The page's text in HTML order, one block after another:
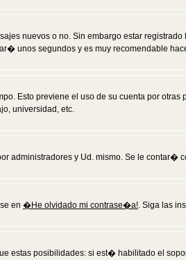
nuevos o no. Sin embargo estar
unos segundos y es muy recomendable
Esto previene el uso de su cuenta por
universidad, etc.
administradores y Ud. mismo. Se le contar�
en �He olvidado mi contrase�a!. Siga las
estas posibilidades: si est� habilitado el